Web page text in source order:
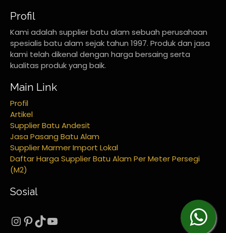
Profil
Kami adalah supplier batu alam sebuah perusahaan
spesialis batu alam sejak tahun 1997. Produk dan jasa
kami telah dikenal dengan harga bersaing serta
kualitas produk yang baik.
Main Link
Profil
Artikel
Supplier Batu Andesit
Jasa Pasang Batu Alam
Supplier Marmer Import Lokal
Daftar Harga Supplier Batu Alam Per Meter Persegi
(M2)
Sosial
Instagram
Pinterest
TikTok
YouTube